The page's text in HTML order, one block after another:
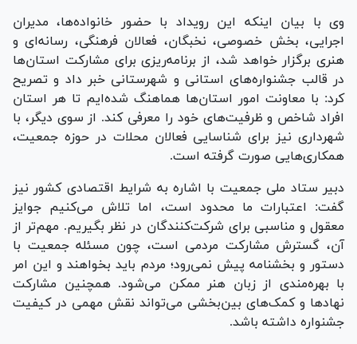
وی با بیان اینکه این رویداد با حضور خانواده‌ها، مدیران
اجرایی، بخش خصوصی، نخبگان، فعالان فرهنگی، رسانه‌ای و
هنری برگزار خواهد شد، از برنامه‌ریزی برای مشارکت استان‌ها
در قالب جشنواره‌های استانی و شهرستانی خبر داد و تصریح
کرد: با معاونت امور استان‌ها هماهنگ شده‌ایم تا هر استان
افراد شاخص و ظرفیت‌های خود را معرفی کند. از سوی دیگر، با
شهرداری نیز برای شناسایی فعالان محلات در حوزه جمعیت،
همکاری‌هایی صورت گرفته است.
دبیر ستاد ملی جمعیت با اشاره به شرایط اقتصادی کشور نیز
گفت: اعتبارات ما محدود است، اما تلاش می‌کنیم جوایز
معقول و مناسبی برای شرکت‌کنندگان در نظر بگیریم. مهم‌تر از
آن، گسترش مشارکت مردمی است، چون مسئله جمعیت با
دستور و بخشنامه پیش نمی‌رود؛ مردم باید بخواهند و این امر
با بهره‌مندی از زبان هنر ممکن می‌شود. همچنین مشارکت
نهاد‌ها و کمک‌های بین‌بخشی می‌تواند نقش مهمی در کیفیت
جشنواره داشته باشد.